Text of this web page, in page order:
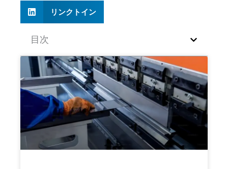
リンクトイン
目次